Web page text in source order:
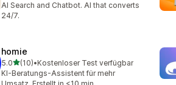
AI Search and Chatbot. AI that converts
24/7.
homie
5.0เต็ม 5 ดาว
(10)
ทั้งหมด 10 รีวิว
•Kostenloser Test verfügbar
KI-Beratungs-Assistent für mehr